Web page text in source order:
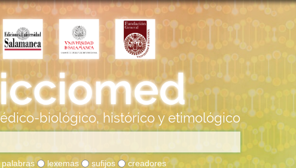
biológico, histórico y etimológico
palabras lexemas sufijos creadores